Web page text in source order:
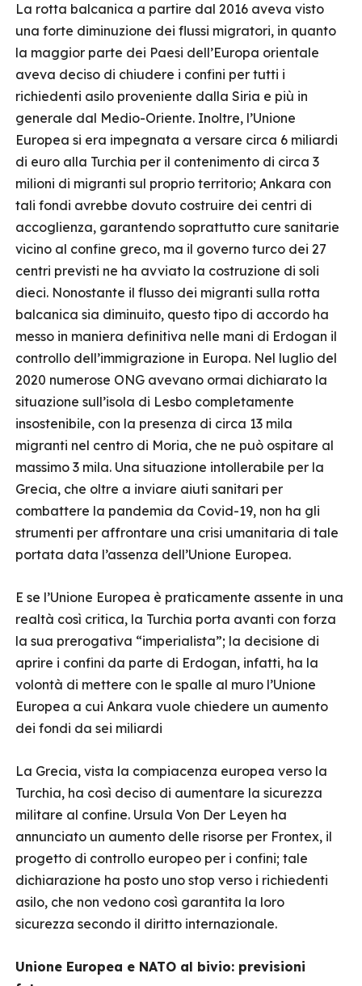
La rotta balcanica a partire dal 2016 aveva visto
una forte diminuzione dei flussi migratori, in quanto
la maggior parte dei Paesi dell’Europa orientale
aveva deciso di chiudere i confini per tutti i
richiedenti asilo proveniente dalla Siria e più in
generale dal Medio-Oriente. Inoltre, l’Unione
Europea si era impegnata a versare circa 6 miliardi
di euro alla Turchia per il contenimento di circa 3
milioni di migranti sul proprio territorio; Ankara con
tali fondi avrebbe dovuto costruire dei centri di
accoglienza, garantendo soprattutto cure sanitarie
vicino al confine greco, ma il governo turco dei 27
centri previsti ne ha avviato la costruzione di soli
dieci. Nonostante il flusso dei migranti sulla rotta
balcanica sia diminuito, questo tipo di accordo ha
messo in maniera definitiva nelle mani di Erdogan il
controllo dell’immigrazione in Europa. Nel luglio del
2020 numerose ONG avevano ormai dichiarato la
situazione sull’isola di Lesbo completamente
insostenibile, con la presenza di circa 13 mila
migranti nel centro di Moria, che ne può ospitare al
massimo 3 mila. Una situazione intollerabile per la
Grecia, che oltre a inviare aiuti sanitari per
combattere la pandemia da Covid-19, non ha gli
strumenti per affrontare una crisi umanitaria di tale
portata data l’assenza dell’Unione Europea.
E se l’Unione Europea è praticamente assente in una
realtà così critica, la Turchia porta avanti con forza
la sua prerogativa “imperialista”; la decisione di
aprire i confini da parte di Erdogan, infatti, ha la
volontà di mettere con le spalle al muro l’Unione
Europea a cui Ankara vuole chiedere un aumento
dei fondi da sei miliardi
La Grecia, vista la compiacenza europea verso la
Turchia, ha così deciso di aumentare la sicurezza
militare al confine. Ursula Von Der Leyen ha
annunciato un aumento delle risorse per Frontex, il
progetto di controllo europeo per i confini; tale
dichiarazione ha posto uno stop verso i richiedenti
asilo, che non vedono così garantita la loro
sicurezza secondo il diritto internazionale.
Unione Europea e NATO al bivio: previsioni